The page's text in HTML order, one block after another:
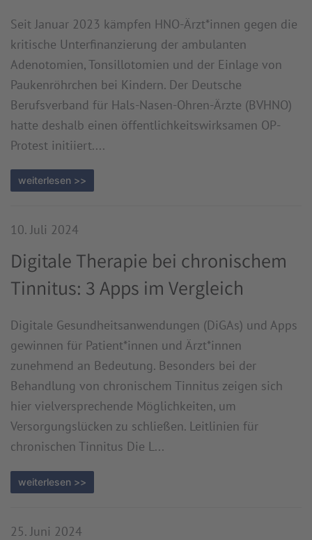
Seit Januar 2023 kämpfen HNO-Ärzt*innen gegen die
kritische Unterfinanzierung der ambulanten
Adenotomien, Tonsillotomien und der Einlage von
Paukenröhrchen bei Kindern. Der Deutsche
Berufsverband für Hals-Nasen-Ohren-Ärzte (BVHNO)
hatte deshalb einen öffentlichkeitswirksamen OP-
Protest initiiert....
weiterlesen >>
10. Juli 2024
Digitale Therapie bei chronischem
Tinnitus: 3 Apps im Vergleich
Digitale Gesundheitsanwendungen (DiGAs) und Apps
gewinnen für Patient*innen und Ärzt*innen
zunehmend an Bedeutung. Besonders bei der
Behandlung von chronischem Tinnitus zeigen sich
hier vielversprechende Möglichkeiten, um
Versorgungslücken zu schließen. Leitlinien für
chronischen Tinnitus Die L...
weiterlesen >>
25. Juni 2024